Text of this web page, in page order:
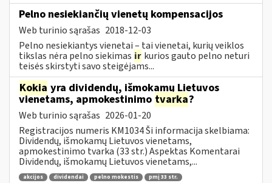
Pelno nesiekiančių vienetų kompensacijos
Web turinio sąrašas 2018-12-03
Pelno nesiekiantys vienetai – tai vienetai, kurių veiklos
tikslas nėra pelno siekimas ir kurios gauto pelno neturi
teisės skirstyti savo steigėjams...
Kokia yra dividendų, išmokamų Lietuvos
vienetams, apmokestinimo tvarka?
Web turinio sąrašas 2026-01-20
Registracijos numeris KM1034 Ši informacija skelbiama:
Dividendų, išmokamų Lietuvos vienetams,
apmokestinimo tvarka (33 str.) Aspektas Komentarai
Dividendų, išmokamų Lietuvos vienetams,...
akcijos dividendai pelno mokestis
pmį 33 str.